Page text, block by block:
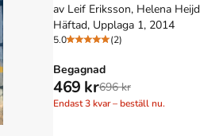
av Leif Eriksson, Helena
Häftad, Upplaga 1, 2014
5.0 (2)
Begagnad
469 kr696 kr
Endast3kvar – beställ nu.